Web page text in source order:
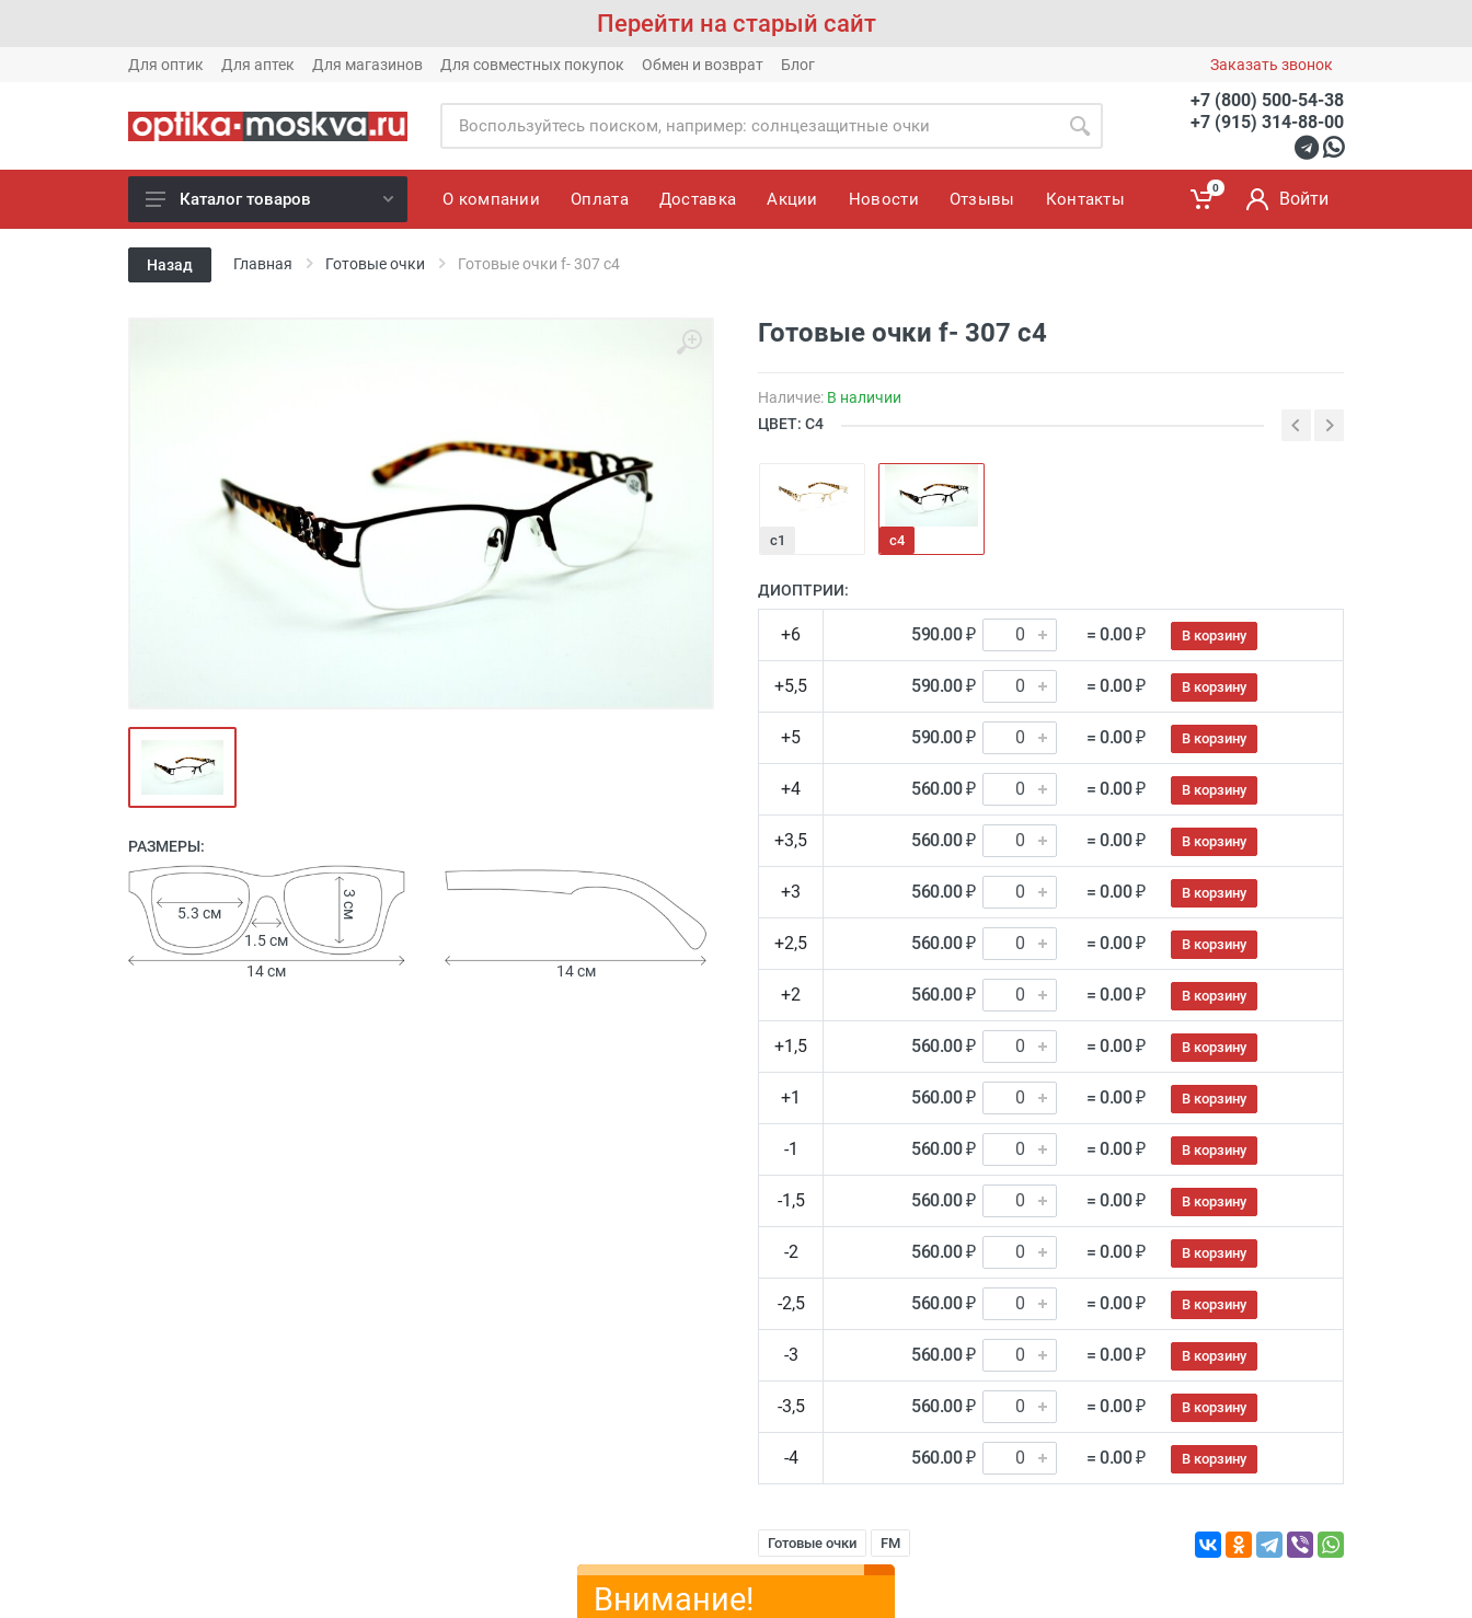
Перейти на старый сайт
Для оптик Для аптек Для магазинов Для совместных покупок Обмен и возврат Блог Заказать звонок
+7 (800) 500-54-38
+7 (915) 314-88-00
Новое готовые очки (1621)
Новое солнце (1613)
Футляры и мешки (1412)
Красота и здоровье (353)
Атрибуты для оптики (59)
Каталог товаров О компании Оплата Доставка Акции Новости Отзывы Контакты
0
Войти
Назад Главная Готовые очки Готовые очки f- 307 с4
РАЗМЕРЫ:
1.5 см
5.3 см 3 см
14 см 14 см
Готовые очки f- 307 с4
Наличие: В наличии
ЦВЕТ: С4
с1 с4
ДИОПТРИИ:
+6 590.00 ₽ = 0.00 ₽ В корзину
+5,5 590.00 ₽ = 0.00 ₽ В корзину
+5 590.00 ₽ = 0.00 ₽ В корзину
+4 560.00 ₽ = 0.00 ₽ В корзину
+3,5 560.00 ₽ = 0.00 ₽ В корзину
+3 560.00 ₽ = 0.00 ₽ В корзину
+2,5 560.00 ₽ = 0.00 ₽ В корзину
+2 560.00 ₽ = 0.00 ₽ В корзину
+1,5 560.00 ₽ = 0.00 ₽ В корзину
+1 560.00 ₽ = 0.00 ₽ В корзину
-1 560.00 ₽ = 0.00 ₽ В корзину
-1,5 560.00 ₽ = 0.00 ₽ В корзину
-2 560.00 ₽ = 0.00 ₽ В корзину
-2,5 560.00 ₽ = 0.00 ₽ В корзину
-3 560.00 ₽ = 0.00 ₽ В корзину
-3,5 560.00 ₽ = 0.00 ₽ В корзину
-4 560.00 ₽ = 0.00 ₽ В корзину
Готовые очки FM
Внимание!